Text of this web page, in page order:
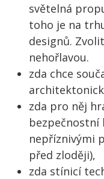
světelná
toho je na
designů.
nehořlavou.
zda chce
zda pro něj
bezpečnostní
nepříznivými
před zloději),
zda stínicí